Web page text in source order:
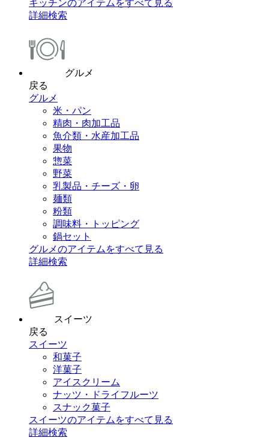
キッチンのアイテムをすべて見る
詳細検索
グルメ
戻る
グルメ
米・パン
精肉・肉加工品
魚介類・水産加工品
果物
惣菜
野菜
乳製品・チーズ・卵
麺類
粉類
調味料・トッピング
鍋セット
グルメのアイテムをすべて見る
詳細検索
スイーツ
戻る
スイーツ
和菓子
洋菓子
アイスクリーム
ナッツ・ドライフルーツ
スナック菓子
スイーツのアイテムをすべて見る
詳細検索